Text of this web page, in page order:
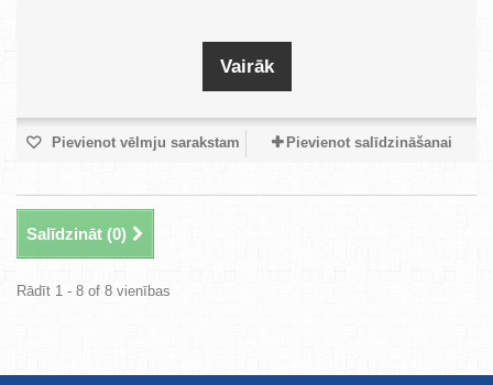
Vairāk
Pievienot vēlmju sarakstam Pievienot salīdzināšanai
Salīdzināt (0)
Rādīt 1 - 8 of 8 vienības